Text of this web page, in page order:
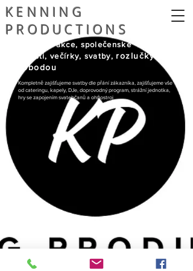
KENNING
PRODUCTIONS
Soukromé akce, společenské
události, večírky, svatby, rozlučky se
svobodou
Kompletně zajišťujeme svatby dle přání zákazníka, zajišťujeme vše
od cateringu, kapely, DJe, doprovodný program, strážní jednotka,
hry se zapojením svatebčanů a ohňostroj